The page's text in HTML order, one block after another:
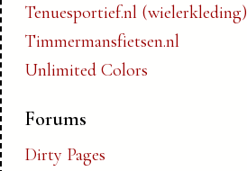
Tenuesportief.nl (wielerkleding)
Timmermansfietsen.nl
Unlimited Colors
Forums
Dirty Pages